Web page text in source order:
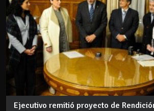
Ejecutivo remitió proyecto de